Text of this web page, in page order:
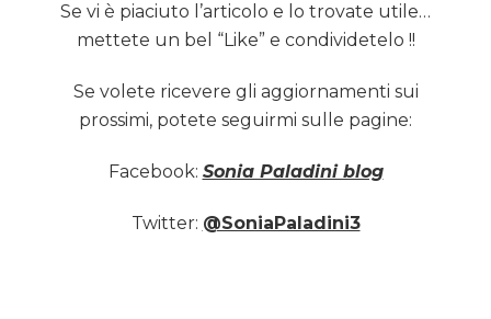
Se vi è piaciuto l’articolo e lo trovate utile…
mettete un bel “Like” e condividetelo !!
Se volete ricevere gli aggiornamenti sui
prossimi, potete seguirmi sulle pagine:
Facebook: Sonia Paladini blog
Twitter: @SoniaPaladini3